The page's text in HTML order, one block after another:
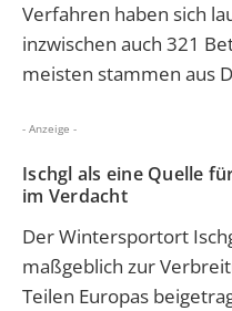
Verfahren haben sich
inzwischen auch 321
meisten stammen aus
- Anzeige -
Ischgl als eine Quelle
im Verdacht
Der Wintersportort
maßgeblich zur
Teilen Europas